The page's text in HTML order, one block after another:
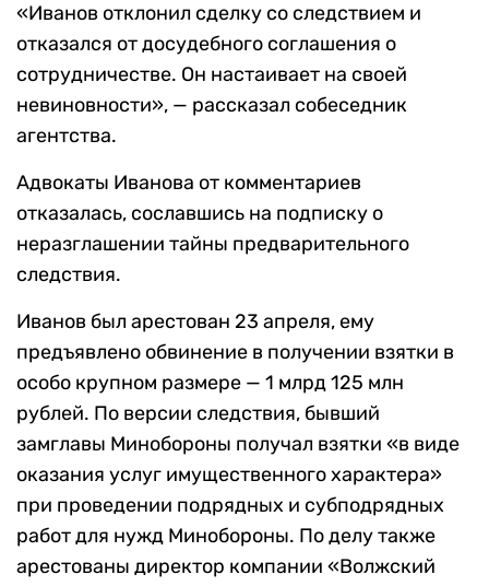
«Иванов отклонил сделку со следствием и
отказался от досудебного соглашения о
сотрудничестве. Он настаивает на своей
невиновности», — рассказал собеседник
агентства.
Адвокаты Иванова от комментариев
отказалась, сославшись на подписку о
неразглашении тайны предварительного
следствия.
Иванов был арестован 23 апреля, ему
предъявлено обвинение в получении взятки в
особо крупном размере — 1 млрд 125 млн
рублей. По версии следствия, бывший
замглавы Минобороны получал взятки «в виде
оказания услуг имущественного характера»
при проведении подрядных и субподрядных
работ для нужд Минобороны. По делу также
арестованы директор компании «Волжский